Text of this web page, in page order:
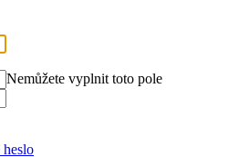
Nemůžete vyplnit toto pole
heslo